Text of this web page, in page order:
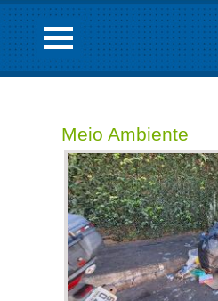
Meio Ambiente